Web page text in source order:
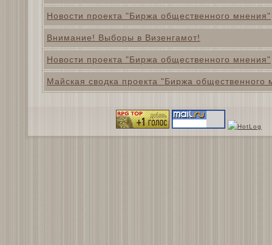
Новости проекта "Биржа общественного мнения"
Внимание! Выборы в Визенгамот!
Новости проекта "Биржа общественного мнения"
Майская сводка проекта "Биржа общественного